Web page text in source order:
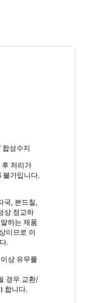
합성수지
후 처리가
불가입니다.
국, 본드칠,
상 정교하
하는 제품
이므로 이
.
상 유무를
경우 교환/
합니다.